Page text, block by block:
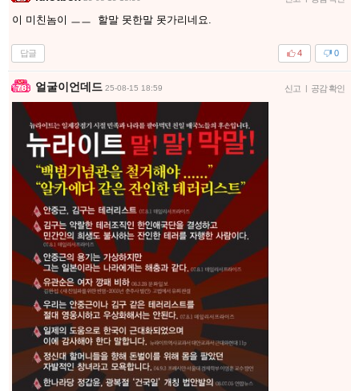
이 미친놈이 ㅡㅡ 할말 못한말 못가리네요.
답글 0
4
얼굴이언데드 25-08-15 18:59 신고 | 공감 확인